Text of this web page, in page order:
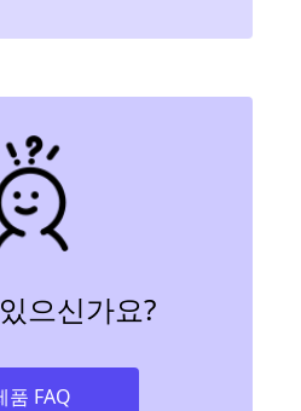
으신가요?
품 FAQ